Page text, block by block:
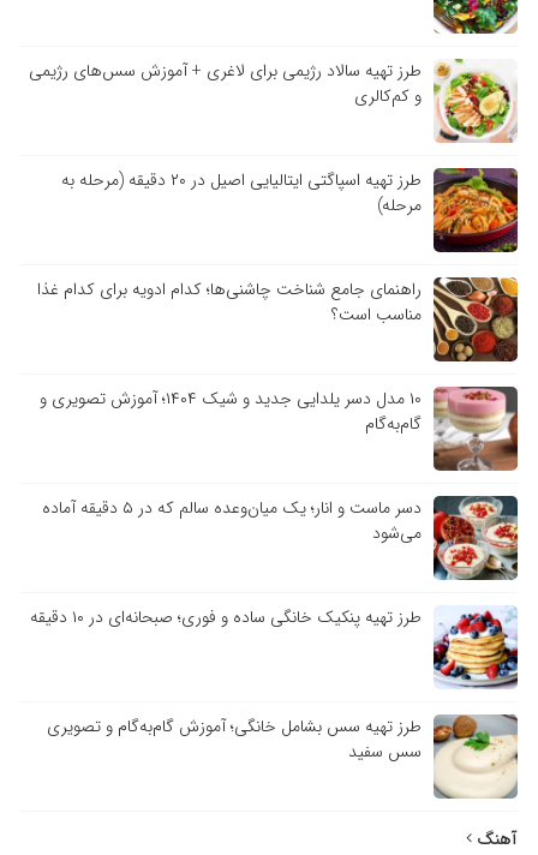
طرز تهیه سالاد رژیمی برای لاغری + آموزش سس‌های رژیمی
و کم‌کالری
طرز تهیه اسپاگتی ایتالیایی اصیل در ۲۰ دقیقه (مرحله به
مرحله)
راهنمای جامع شناخت چاشنی‌ها؛ کدام ادویه برای کدام غذا
مناسب است؟
۱۰ مدل دسر یلدایی جدید و شیک ۱۴۰۴؛ آموزش تصویری و
گام‌به‌گام
دسر ماست و انار؛ یک میان‌وعده سالم که در ۵ دقیقه آماده
می‌شود
طرز تهیه پنکیک خانگی ساده و فوری؛ صبحانه‌ای در ۱۰ دقیقه
طرز تهیه سس بشامل خانگی؛ آموزش گام‌به‌گام و تصویری
سس سفید
آهنگ